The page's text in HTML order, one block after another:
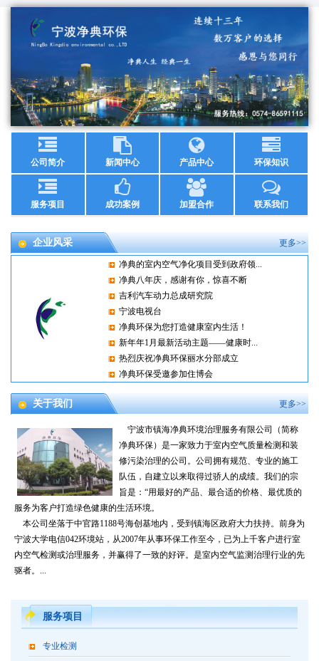
公司简介 新闻中心 产品中心 环保知识
服务项目 成功案例 加盟合作 联系我们
企业风采 更多>>
净典的室内空气净化项目受到政府领...
净典八年庆，感谢有你，惊喜不断
吉利汽车动力总成研究院
宁波电视台
净典环保为您打造健康室内生活！
新年年1月最新活动主题——健康时...
热烈庆祝净典环保丽水分部成立
净典环保受邀参加住博会
关于我们 更多>>
宁波市镇海净典环境治理服务有限公司（简称
净典环保）是一家致力于室内空气质量检测和装
修污染治理的公司。公司拥有规范、专业的施工
队伍，自建立以来取得过骄人的成绩。我们的宗
旨是：“用最好的产品、最合适的价格、最优质的
服务为客户打造绿色健康的生活环境。
本公司坐落于中官路1188号海创基地内，受到镇海区政府大力扶持。前身为
宁波大学电信042环境站，从2007年从事环保工作至今，已为上千客户进行室
内空气检测或治理服务，并赢得了一致的好评。是室内空气监测治理行业的先
驱者。...
服务项目
专业检测